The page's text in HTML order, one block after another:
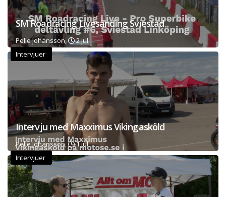
SM Roadracing Livesänding Sviestad
Pelle Johansson,
2 jul
Intervjuer
Intervju med Maxximus Vikingasköld
Pelle Johansson,
1 jul
Intervjuer